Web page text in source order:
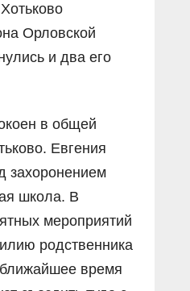
Орловской
и два его
в общей
Евгения
захоронением
школа. В
мероприятий
родственника
время